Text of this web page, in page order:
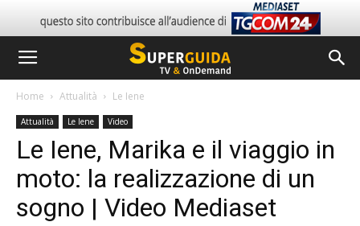
Home Attualità Le Iene
Attualità Le Iene Video
Le Iene, Marika e il viaggio in
moto: la realizzazione di un
sogno | Video Mediaset